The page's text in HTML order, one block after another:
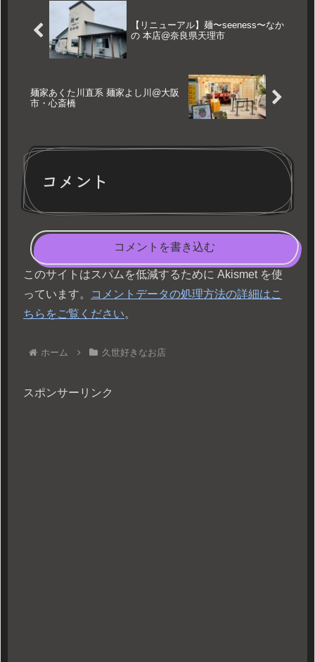
【リニューアル】麺〜seeness〜なか
の 本店@奈良県天理市
麺家あくた川直系 麺家よし川@大阪
市・心斎橋
コメント
コメントを書き込む
このサイトはスパムを低減するために Akismet を使
っています。
コメントデータの処理方法の詳細はこ
ちらをご覧ください。
ホーム 久世好きなお店
スポンサーリンク